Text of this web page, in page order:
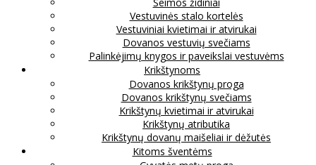
Vestuvinės stalo kortelės
Vestuviniai kvietimai ir atvirukai
Dovanos vestuvių svečiams
Palinkėjimų knygos ir paveikslai vestuvėms
Krikštynoms
Dovanos krikštynų proga
Dovanos krikštynų svečiams
Krikštynų kvietimai ir atvirukai
Krikštynų atributika
Krikštynų dovanų maišeliai ir dėžutės
Kitoms šventėms